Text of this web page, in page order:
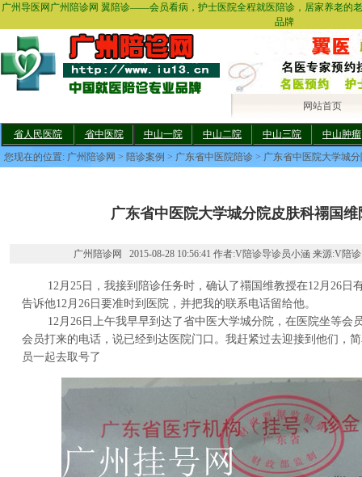
广州导医网广州陪诊网 翼陪诊——会员看病，护士医院全程就医陪诊，居家养老的
品牌
网站首页
省人民医院 省中医院 中山一院 中山二院 中山三院
中山肿瘤
您现在的位置: 广州陪诊网 > 陪诊案例 > 广东省中医院陪诊 > 广东省中医院大学城
广东省中医院大学城分院皮肤科禤国维
广州陪诊网 2015-08-28 10:56:41 作者:V陪诊导诊员小涵 来源:V陪
12月25日，我接到陪诊任务时，确认了禤国维教授在12月26日
告诉他12月26日要准时到医院，并把我的联系电话留给他。
12月26日上午我早早到达了省中医大学城分院，在医院坐等会
会员打来的电话，说已经到达医院门口。我赶紧过去迎接到他们，
员一起去取号了